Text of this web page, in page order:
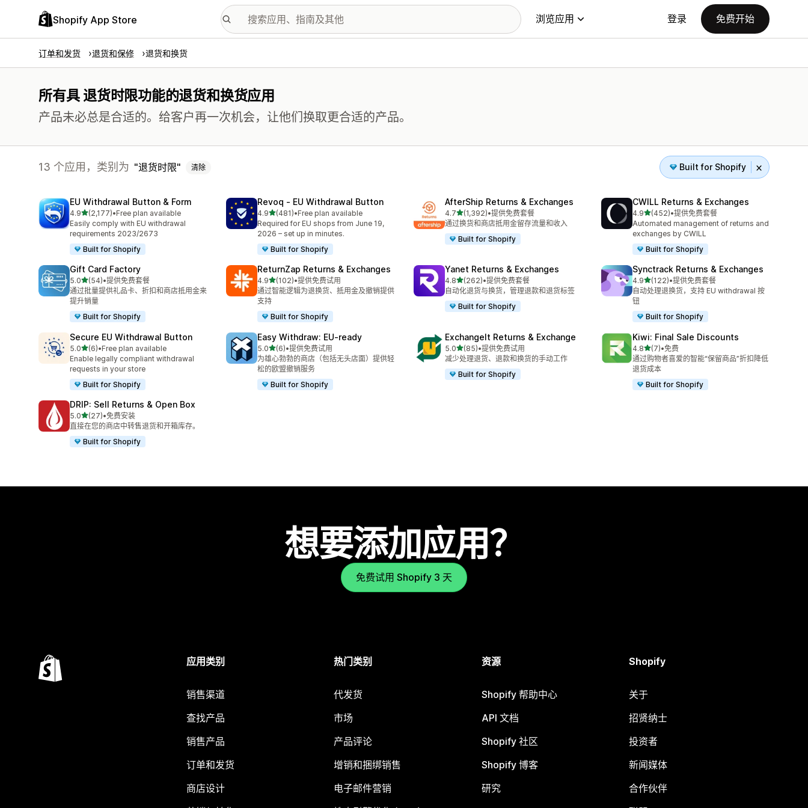
Shopify App Store 浏览应用 登录 免费开始
订单和发货 退货和保修 退货和换货
所有具 退货时限功能的退货和换货应用
产品未必总是合适的。给客户再一次机会，让他们换取更合适的产品。
13 个应用，类别为 退货时限 清除 Built for Shopify
EU Withdrawal Button & Form
4.9星（满分 5 星）
(2,177)
总共 2177 条评论
•Free plan available
Easily comply with EU withdrawal
requirements 2023/2673
Built for Shopify
Revoq ‑ EU Withdrawal Button
4.9星（满分 5 星）
(481)
总共 481 条评论
•Free plan available
Required for EU shops from June 19,
2026 – set up in minutes.
Built for Shopify
AfterShip Returns & Exchanges
4.7星（满分 5 星）
(1,392)
总共 1392 条评论
•提供免费套餐
通过换货和商店抵用金留存流量和收入
Built for Shopify
CWILL Returns & Exchanges
4.9星（满分 5 星）
(452)
总共 452 条评论
•提供免费套餐
Automated management of returns and
exchanges by CWILL
Built for Shopify
Gift Card Factory
5.0星（满分 5 星）
(54)
总共 54 条评论
•提供免费套餐
通过批量提供礼品卡、折扣和商店抵用金来
提升销量
Built for Shopify
ReturnZap Returns & Exchanges
4.9星（满分 5 星）
(102)
总共 102 条评论
•提供免费试用
通过智能逻辑为退换货、抵用金及撤销提供
支持
Built for Shopify
Yanet Returns & Exchanges
4.8星（满分 5 星）
(262)
总共 262 条评论
•提供免费套餐
自动化退货与换货，管理退款和退货标签
Built for Shopify
Synctrack Returns & Exchanges
4.9星（满分 5 星）
(122)
总共 122 条评论
•提供免费套餐
自动处理退换货，支持 EU withdrawal 按
钮
Built for Shopify
Secure EU Withdrawal Button
5.0星（满分 5 星）
(6)
总共 6 条评论
•Free plan available
Enable legally compliant withdrawal
requests in your store
Built for Shopify
Easy Withdraw: EU‑ready
5.0星（满分 5 星）
(6)
总共 6 条评论
•提供免费试用
为雄心勃勃的商店（包括无头店面）提供轻
松的欧盟撤销服务
Built for Shopify
ExchangeIt Returns & Exchange
5.0星（满分 5 星）
(85)
总共 85 条评论
•提供免费试用
减少处理退货、退款和换货的手动工作
Built for Shopify
Kiwi: Final Sale Discounts
4.8星（满分 5 星）
(7)
总共 7 条评论
•免费
通过购物者喜爱的智能“保留商品”折扣降低
退货成本
Built for Shopify
DRIP: Sell Returns & Open Box
5.0星（满分 5 星）
(27)
总共 27 条评论
•免费安装
直接在您的商店中转售退货和开箱库存。
Built for Shopify
想要添加应用？
免费试用 Shopify 3 天
应用类别
销售渠道
查找产品
销售产品
订单和发货
商店设计
热门类别
代发货
市场
产品评论
增销和捆绑销售
电子邮件营销
资源
Shopify 帮助中心
API 文档
Shopify 社区
Shopify 博客
研究
Shopify
关于
招贤纳士
投资者
新闻媒体
合作伙伴